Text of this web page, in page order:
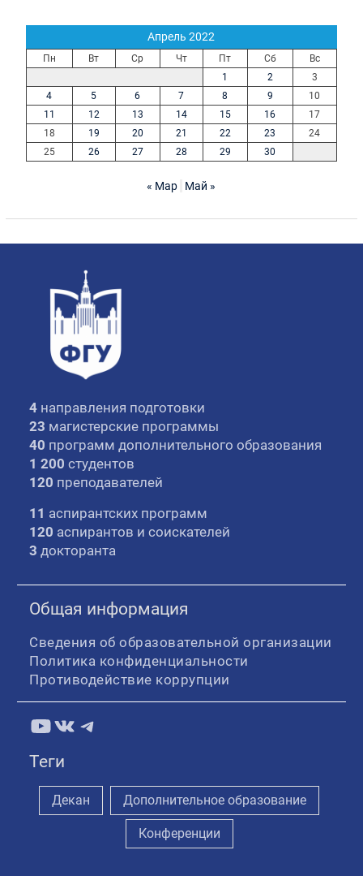
Апрель 2022
Пн Вт Ср Чт Пт Сб
Вс
1
2
3
4
5 6 7 8 9
10
11
12 13 14 15 16
17
18
19 20 21 22 23
24
25
26 27 28 29 30
« Мар Май »
4 направления подготовки
23 магистерские программы
40 программ дополнительного образования
1 200 студентов
120 преподавателей
11 аспирантских программ
120 аспирантов и соискателей
3 докторанта
Общая информация
Сведения об образовательной организации
Политика конфиденциальности
Противодействие коррупции
YouTube
ВКонтакте
Telegram
Теги
Декан Дополнительное образование
Конференции